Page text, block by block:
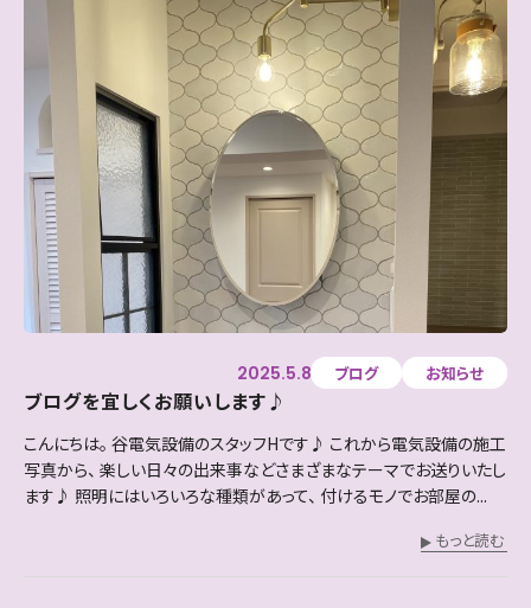
ブログを宜しくお願いします♪
2025.5.8 ブログ お知らせ
こんにちは。 谷電気設備のスタッフHです♪ これから電気設備の施工
写真から、 楽しい日々の出来事などさまざまなテーマでお送りいたし
ます♪ 照明にはいろいろな種類があって、 付けるモノでお部屋の...
もっと読む